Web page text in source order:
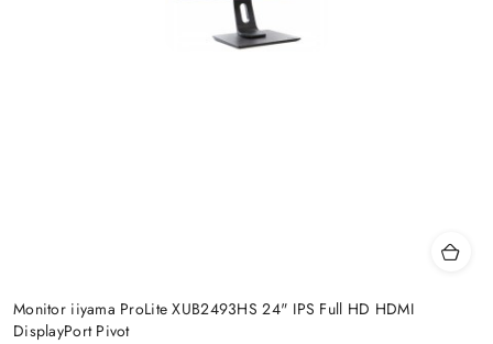
Monitor iiyama ProLite XUB2493HS 24" IPS Full HD HDMI
DisplayPort Pivot